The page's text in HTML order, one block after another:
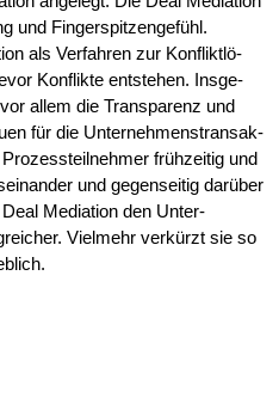
und Finger­spit­zen­ge­fühl.
als Verfah­ren zur Konflikt­lö­
Konflik­te entste­hen. Insge­
allem die Trans­pa­renz und
für die Unter­neh­mens­trans­ak­
frühzei­tig und
und gegen­sei­tig darüber
Media­ti­on den Unter­
Vielmehr verkürzt sie so